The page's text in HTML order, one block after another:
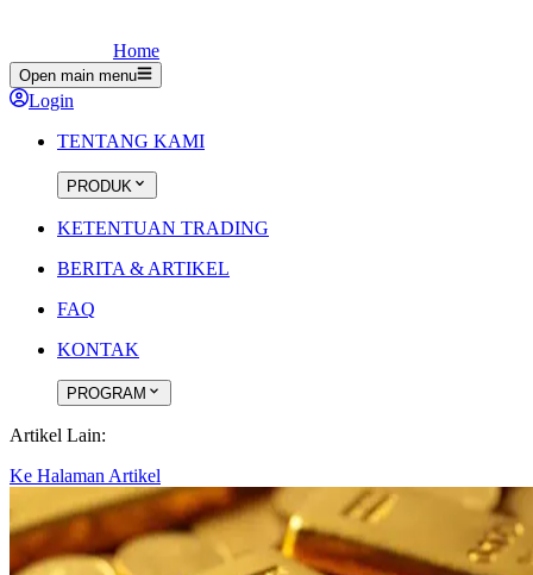
Home
Open main menu
Login
TENTANG KAMI
PRODUK
KETENTUAN TRADING
BERITA & ARTIKEL
FAQ
KONTAK
PROGRAM
Artikel Lain:
Ke Halaman Artikel